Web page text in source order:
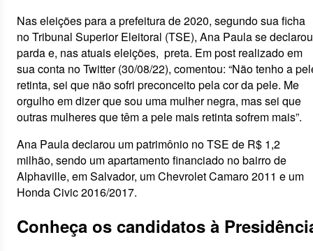
Nas eleições para a prefeitura de 2020, segundo sua ficha
no Tribunal Superior Eleitoral (TSE), Ana Paula se declarou
parda e, nas atuais eleições, preta. Em post realizado em
sua conta no Twitter (30/08/22), comentou: “Não tenho a
retinta, sei que não sofri preconceito pela cor da pele. Me
orgulho em dizer que sou uma mulher negra, mas sei que
outras mulheres que têm a pele mais retinta sofrem mais”.
Ana Paula declarou um patrimônio no TSE de R$ 1,2
milhão, sendo um apartamento financiado no bairro de
Alphaville, em Salvador, um Chevrolet Camaro 2011 e um
Honda Civic 2016/2017.
Conheça os candidatos à